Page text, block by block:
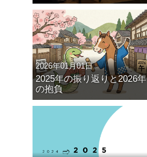
2026年01月01日
2025年の振り返りと2026年
の抱負